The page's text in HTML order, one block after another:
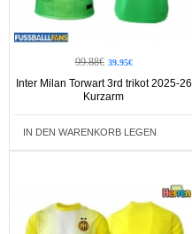
99.88€ 39.95€
Inter Milan Torwart 3rd trikot 2025-26
Kurzarm
IN DEN WARENKORB LEGEN